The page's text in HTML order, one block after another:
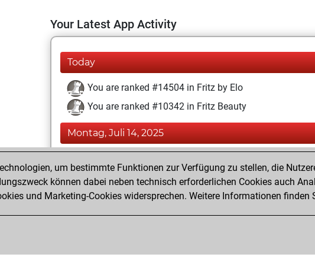
Your Latest App Activity
Today
You are ranked #14504 in Fritz by Elo
You are ranked #10342 in Fritz Beauty
Montag, Juli 14, 2025
You achieved a new Elo of 1589
You created your Fritz account
um bestimmte Funktionen zur Verfügung zu stellen, die
können dabei neben technisch erforderlichen Cookies auch
und Marketing-Cookies widersprechen. Weitere Informationen finden